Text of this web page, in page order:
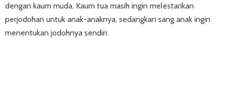
dengan kaum muda. Kaum tua masih ingin melestarikan
perjodohan untuk anak-anaknya, sedangkan sang anak ingin
menentukan jodohnya sendiri.